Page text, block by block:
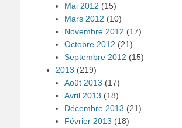
Mai 2012 (15)
Mars 2012 (10)
Novembre 2012 (17)
Octobre 2012 (21)
Septembre 2012 (15)
2013 (219)
Août 2013 (17)
Avril 2013 (18)
Décembre 2013 (21)
Février 2013 (18)